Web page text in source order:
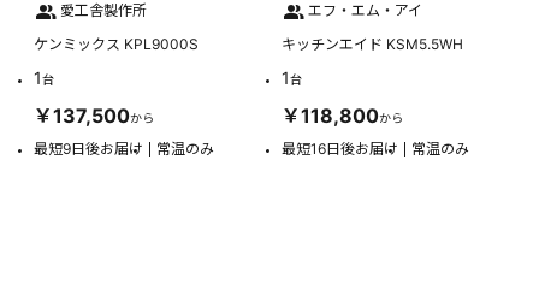
愛工舎製作所
ケンミックス KPL9000S
1台
￥137,500から
最短9日後お届け 常温のみ
エフ・エム・アイ
キッチンエイド KSM5.5WH
1台
￥118,800から
最短16日後お届け 常温のみ